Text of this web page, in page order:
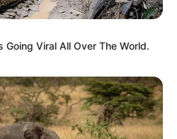
Viral All Over The World.